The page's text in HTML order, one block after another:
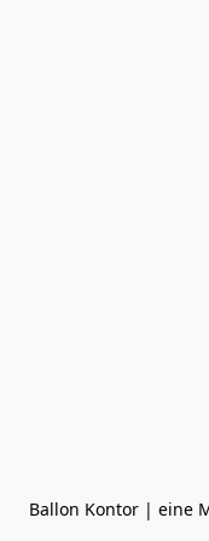
Ballon Kontor | eine